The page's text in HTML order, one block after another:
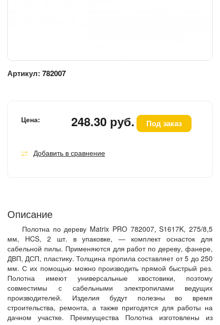
Артикул: 782007
Цена: 248.30 руб. Под заказ
Добавить в сравнение
Описание
Полотна по дереву Matrix PRO 782007, S1617K, 275/8,5
мм, HCS, 2 шт. в упаковке, — комплект оснасток для
сабельной пилы. Применяются для работ по дереву, фанере,
ДВП, ДСП, пластику. Толщина пропила составляет от 5 до 250
мм. С их помощью можно производить прямой быстрый рез.
Полотна имеют универсальные хвостовики, поэтому
совместимы с сабельными электропилами ведущих
производителей. Изделия будут полезны во время
строительства, ремонта, а также пригодятся для работы на
дачном участке. Преимущества Полотна изготовлены из